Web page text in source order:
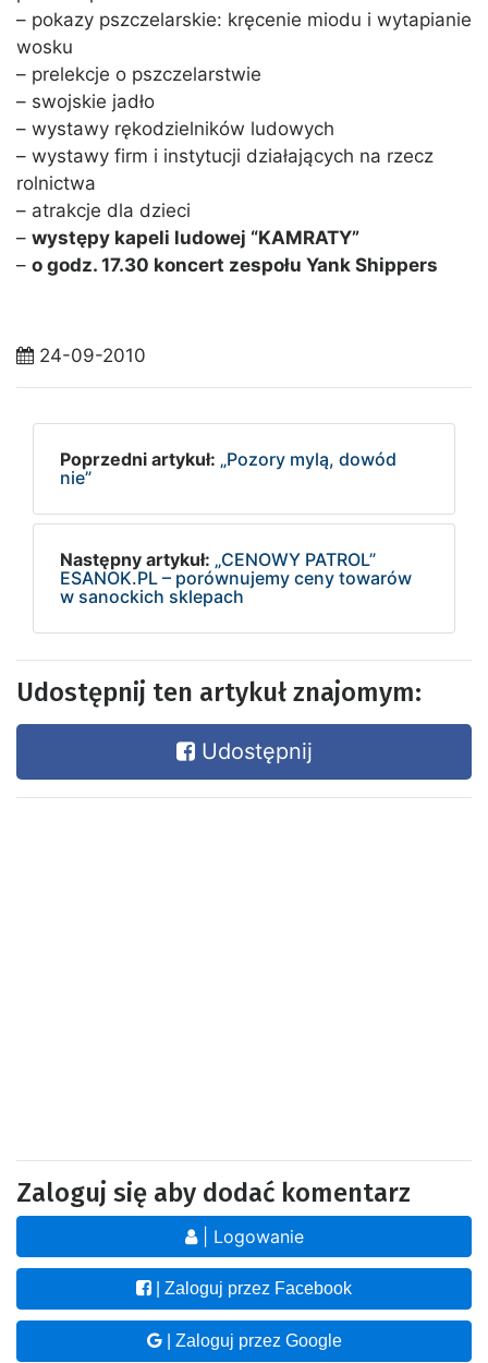
– pokazy pszczelarskie: kręcenie miodu i wytapianie
wosku
– prelekcje o pszczelarstwie
– swojskie jadło
– wystawy rękodzielników ludowych
– wystawy firm i instytucji działających na rzecz
rolnictwa
– atrakcje dla dzieci
– występy kapeli ludowej “KAMRATY”
– o godz. 17.30 koncert zespołu Yank Shippers
24-09-2010
Poprzedni artykuł: „Pozory mylą, dowód
nie”
Następny artykuł: „CENOWY PATROL”
ESANOK.PL – porównujemy ceny towarów
w sanockich sklepach
Udostępnij ten artykuł znajomym:
Udostępnij
Zaloguj się aby dodać komentarz
| Logowanie
| Zaloguj przez Facebook
| Zaloguj przez Google